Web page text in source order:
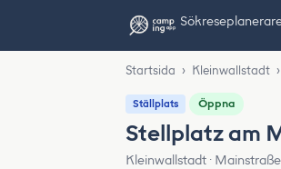
Sök
Startsida › Kleinwallstadt ›
Ställplats Öppna
Stellplatz am
Kleinwallstadt · Mainstraße